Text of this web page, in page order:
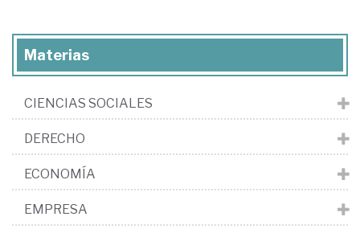
Materias
CIENCIAS SOCIALES
DERECHO
ECONOMÍA
EMPRESA